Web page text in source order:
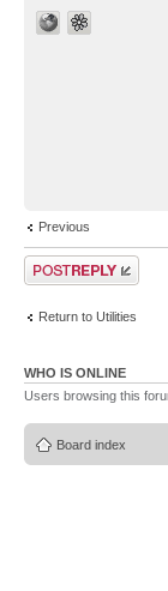
Previous
Post a reply
Return to Utilities
WHO IS ONLINE
Users browsing this
Board index